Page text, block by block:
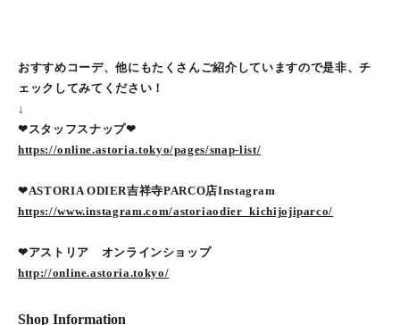
おすすめコーデ、他にもたくさんご紹介していますので是非、チ
ェックしてみてください！
↓
❤︎スタッフスナップ❤︎
https://online.astoria.tokyo/pages/snap-list/
❤︎ASTORIA ODIER吉祥寺PARCO店Instagram
https://www.instagram.com/astoriaodier_kichijojiparco/
❤︎アストリア オンラインショップ
http://online.astoria.tokyo/
Shop Information